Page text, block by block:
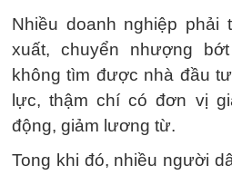
Nhiều doanh nghiệp phải
xuất, chuyển nhượng
không tìm được nhà đầu
lực, thậm chí có đơn vị
động, giảm lương từ.
Tong khi đó, nhiều người